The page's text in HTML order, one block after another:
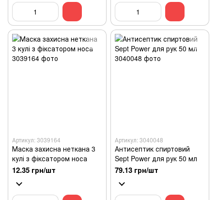
Артикул: 3039164
Маска захисна неткана 3
кулі з фіксатором носа
12.35 грн/шт
Артикул: 3040048
Антисептик спиртовий
Sept Power для рук 50 мл
79.13 грн/шт